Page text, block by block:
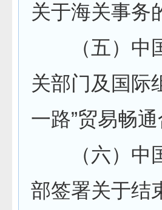
关于海关事务
（五）中国
关部门及国际
一路”贸易畅通
（六）中国
部签署关于结